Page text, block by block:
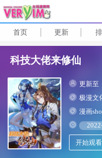
首页 更新
科技大佬来修仙
更新至
极漫文
漫画
开始观看